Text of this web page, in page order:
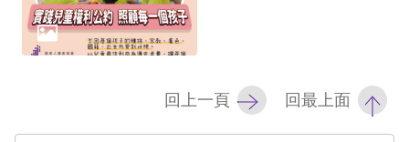
情
申
訴
權
回上一頁 回最上面